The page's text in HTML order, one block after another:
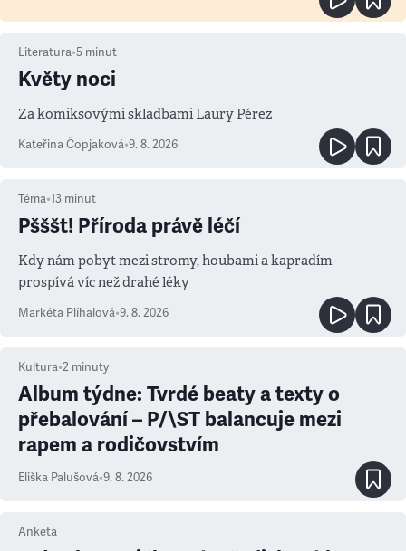
Literatura•5 minut
Květy noci
Za komiksovými skladbami Laury Pérez
Kateřina Čopjaková•9. 8. 2026
Téma•13 minut
Pšššt! Příroda právě léčí
Kdy nám pobyt mezi stromy, houbami a kapradím
prospívá víc než drahé léky
Markéta Plíhalová•9. 8. 2026
Kultura•2 minuty
Album týdne: Tvrdé beaty a texty o
přebalování – P/\ST balancuje mezi
rapem a rodičovstvím
Eliška Palušová•9. 8. 2026
Anketa